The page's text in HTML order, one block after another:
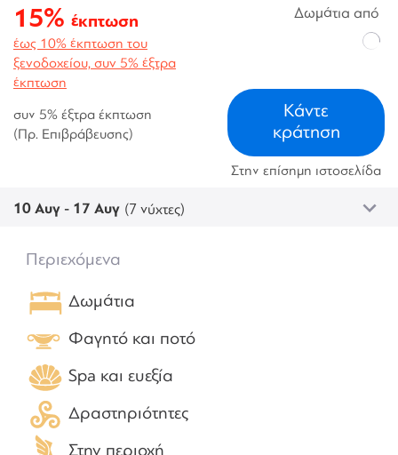
15% έκπτωση
έως 10% έκπτωση του
ξενοδοχείου, συν 5% έξτρα
έκπτωση
συν 5% έξτρα έκπτωση
(Πρ. Επιβράβευσης)
Δωμάτια από
Κάντε
κράτηση
Στην επίσημη ιστοσελίδα
10 Αυγ - 17 Αυγ (7 νύχτες)
Περιεχόμενα
Δωμάτια
Φαγητό και ποτό
Spa και ευεξία
Δραστηριότητες